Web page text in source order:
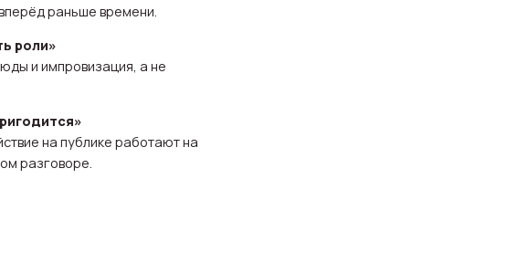
раньше времени.
роли»
и импровизация, а не
на публике работают на
разговоре.